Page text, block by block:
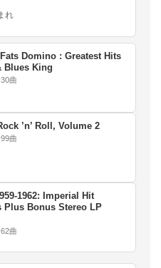
れ
Domino : Greatest Hits
Blues King
曲
’n’ Roll, Volume 2
曲
1962: Imperial Hit
Plus Bonus Stereo LP
曲